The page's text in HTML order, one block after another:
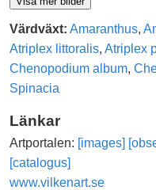
Värdväxt: Amaranthus,
Atriplex littoralis, Atriplex
Chenopodium album,
Spinacia
Länkar
Artportalen: [images]
[catalogus]
www.vilkenart.se